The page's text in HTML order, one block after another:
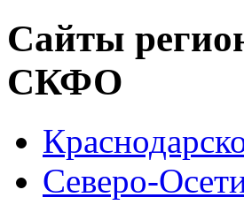
Сайты
СКФО
Северо-